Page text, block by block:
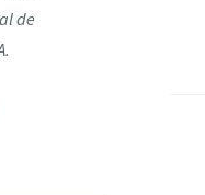
de